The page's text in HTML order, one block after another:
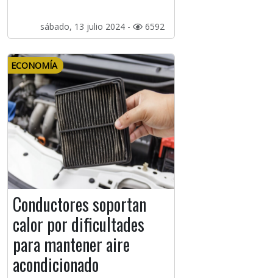
sábado, 13 julio 2024 - 6592
ECONOMÍA
Conductores soportan
calor por dificultades
para mantener aire
acondicionado